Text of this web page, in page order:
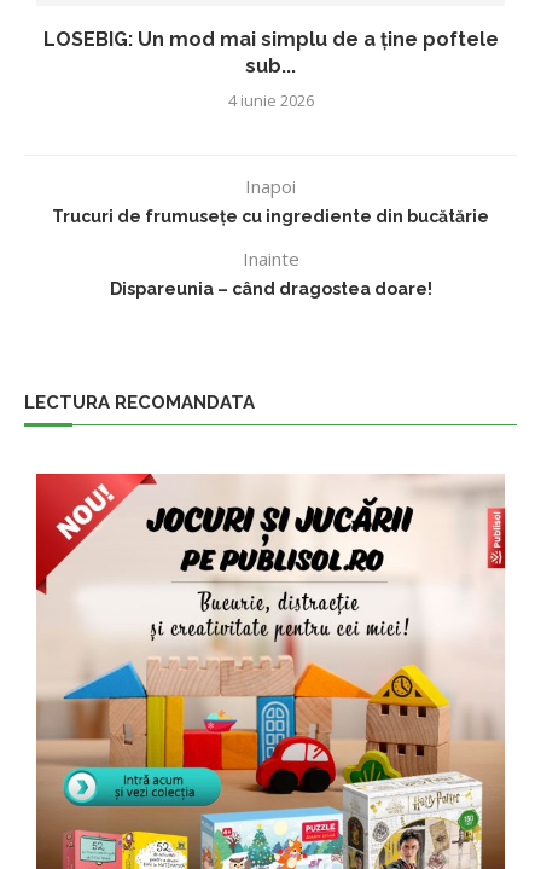
LOSEBIG: Un mod mai simplu de a ține poftele
sub...
4 iunie 2026
Inapoi
Trucuri de frumusețe cu ingrediente din bucătărie
Inainte
Dispareunia – când dragostea doare!
LECTURA RECOMANDATA